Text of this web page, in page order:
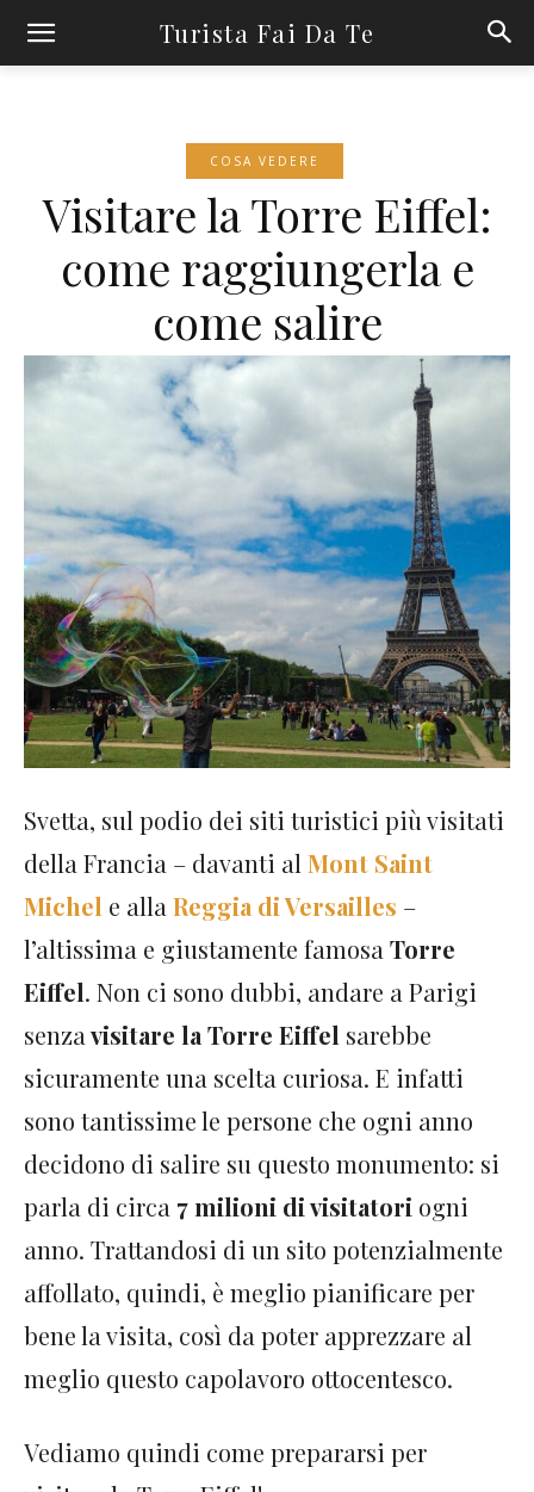
Turista Fai Da Te
COSA VEDERE
Visitare la Torre Eiffel:
come raggiungerla e
come salire
Svetta, sul podio dei siti turistici più visitati
della Francia – davanti al Mont Saint
Michel e alla Reggia di Versailles –
l’altissima e giustamente famosa Torre
Eiffel. Non ci sono dubbi, andare a Parigi
senza visitare la Torre Eiffel sarebbe
sicuramente una scelta curiosa. E infatti
sono tantissime le persone che ogni anno
decidono di salire su questo monumento: si
parla di circa 7 milioni di visitatori ogni
anno. Trattandosi di un sito potenzialmente
affollato, quindi, è meglio pianificare per
bene la visita, così da poter apprezzare al
meglio questo capolavoro ottocentesco.
Vediamo quindi come prepararsi per